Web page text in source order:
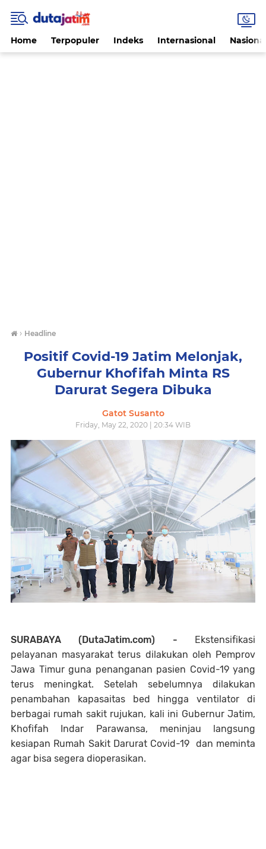
Home Terpopuler Indeks Internasional
› Headline
Positif Covid-19 Jatim Melonjak,
Gubernur Khofifah Minta RS
Darurat Segera Dibuka
Gatot Susanto
Friday, May 22, 2020 | 20:34 WIB
SURABAYA (DutaJatim.com) -
Ekstensifikasi
pelayanan masyarakat terus dilakukan oleh Pemprov
Jawa Timur guna penanganan pasien Covid-19 yang
terus meningkat. Setelah sebelumnya dilakukan
penambahan kapasaitas bed hingga ventilator di
berbagai rumah sakit rujukan, kali ini Gubernur Jatim,
Khofifah Indar Parawansa, meninjau langsung
kesiapan Rumah Sakit Darurat Covid-19 dan meminta
agar bisa segera dioperasikan.